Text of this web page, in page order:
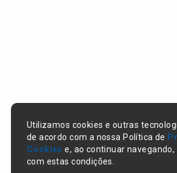
Utilizamos cookies e outras
de acordo com a nossa Política de
Cookies e, ao continuar navegando,
com estas condições.